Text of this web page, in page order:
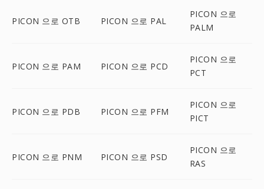
PICON 으로 OTB PICON 으로 PAL
PICON 으로
PALM
PICON 으로 PAM PICON 으로 PCD
PICON 으로
PCT
PICON 으로 PDB PICON 으로 PFM
PICON 으로
PICT
PICON 으로 PNM PICON 으로 PSD
PICON 으로
RAS